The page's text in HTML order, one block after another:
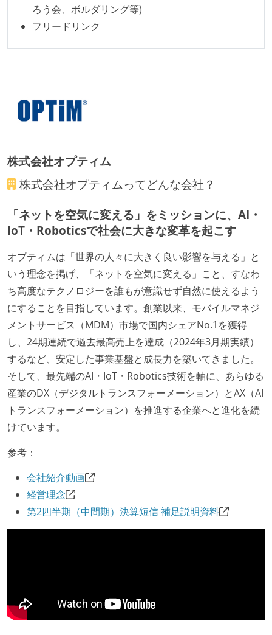
ろう会、ボルダリング等)
フリードリンク
株式会社オプティム
株式会社オプティムってどんな会社？
「ネットを空気に変える」をミッションに、AI・
IoT・Roboticsで社会に大きな変革を起こす
オプティムは「世界の人々に大きく良い影響を与える」と
いう理念を掲げ、「ネットを空気に変える」こと、すなわ
ち高度なテクノロジーを誰もが意識せず自然に使えるよう
にすることを目指しています。創業以来、モバイルマネジ
メントサービス（MDM）市場で国内シェアNo.1を獲得
し、24期連続で過去最高売上を達成（2024年3月期実績）
するなど、安定した事業基盤と成長力を築いてきました。
そして、最先端のAI・IoT・Robotics技術を軸に、あらゆる
産業のDX（デジタルトランスフォーメーション）とAX（AI
トランスフォーメーション）を推進する企業へと進化を続
けています。
参考：
会社紹介動画
経営理念
第2四半期（中間期）決算短信 補足説明資料